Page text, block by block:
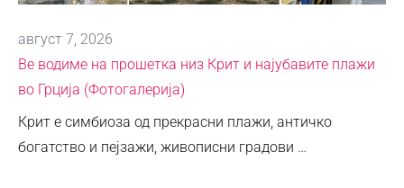
август 7, 2026
Ве водиме на прошетка низ Крит и најубавите плажи
во Грција (Фотогалерија)
Крит е симбиоза од прекрасни плажи, античко
богатство и пејзажи, живописни градови …